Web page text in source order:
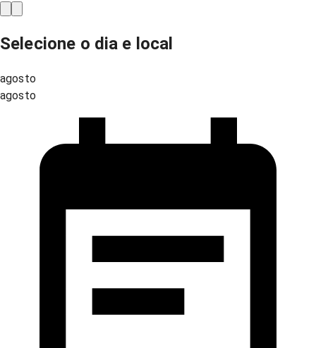
Selecione o dia e local
agosto
agosto